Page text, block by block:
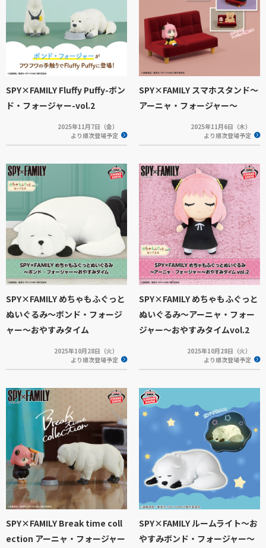
SPY×FAMILY Fluffy Puffy-ボン
ド・フォージャー-vol.2
2025年11月7日（金）
より順次登場予定
SPY×FAMILY スマホスタンド～
アーニャ・フォージャー～
2025年11月6日（木）
より順次登場予定
SPY×FAMILY めちゃもふぐっと
ぬいぐるみ～ボンド・フォージ
ャー～おやすみタイム
2025年10月28日（火）
より順次登場予定
SPY×FAMILY めちゃもふぐっと
ぬいぐるみ～アーニャ・フォー
ジャー～おやすみタイムvol.2
2025年10月28日（火）
より順次登場予定
SPY×FAMILY Break time coll
ection アーニャ・フォージャー
SPY×FAMILY ルームライト～お
やすみボンド・フォージャー～